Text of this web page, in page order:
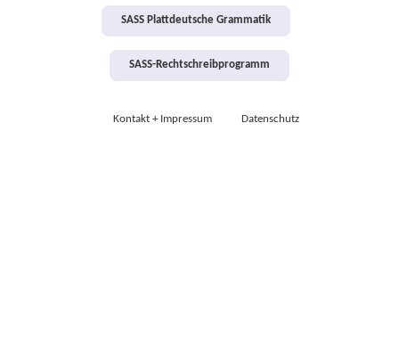
SASS Plattdeutsche Grammatik
SASS-Rechtschreibprogramm
Kontakt + Impressum Datenschutz